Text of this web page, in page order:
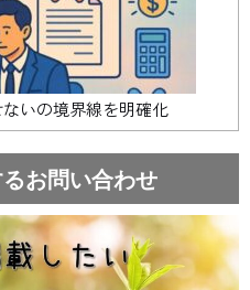
いの境界線を明確化
お問い合わせ